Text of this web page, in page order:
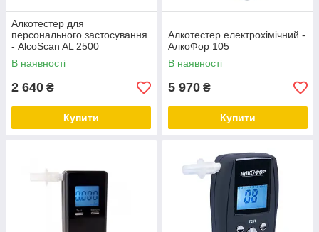
Алкотестер для
персонального застосування
- AlcoScan AL 2500
В наявності
2 640 ₴
Купити
Алкотестер електрохімічний -
АлкоФор 105
В наявності
5 970 ₴
Купити